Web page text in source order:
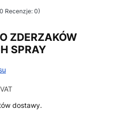
Recenzje: 0)
ZDERZAKÓW
SPRAY
VAT
dostawy.